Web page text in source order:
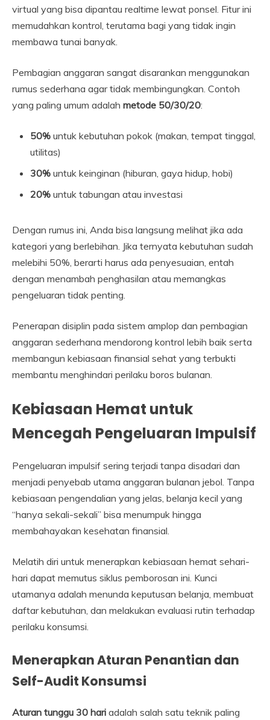
virtual yang bisa dipantau realtime lewat ponsel. Fitur ini
memudahkan kontrol, terutama bagi yang tidak ingin
membawa tunai banyak.
Pembagian anggaran sangat disarankan menggunakan
rumus sederhana agar tidak membingungkan. Contoh
yang paling umum adalah metode 50/30/20:
50% untuk kebutuhan pokok (makan, tempat tinggal,
utilitas)
30% untuk keinginan (hiburan, gaya hidup, hobi)
20% untuk tabungan atau investasi
Dengan rumus ini, Anda bisa langsung melihat jika ada
kategori yang berlebihan. Jika ternyata kebutuhan sudah
melebihi 50%, berarti harus ada penyesuaian, entah
dengan menambah penghasilan atau memangkas
pengeluaran tidak penting.
Penerapan disiplin pada sistem amplop dan pembagian
anggaran sederhana mendorong kontrol lebih baik serta
membangun kebiasaan finansial sehat yang terbukti
membantu menghindari perilaku boros bulanan.
Kebiasaan Hemat untuk
Mencegah Pengeluaran Impulsif
Pengeluaran impulsif sering terjadi tanpa disadari dan
menjadi penyebab utama anggaran bulanan jebol. Tanpa
kebiasaan pengendalian yang jelas, belanja kecil yang
“hanya sekali-sekali” bisa menumpuk hingga
membahayakan kesehatan finansial.
Melatih diri untuk menerapkan kebiasaan hemat sehari-
hari dapat memutus siklus pemborosan ini. Kunci
utamanya adalah menunda keputusan belanja, membuat
daftar kebutuhan, dan melakukan evaluasi rutin terhadap
perilaku konsumsi.
Menerapkan Aturan Penantian dan
Self-Audit Konsumsi
Aturan tunggu 30 hari adalah salah satu teknik paling